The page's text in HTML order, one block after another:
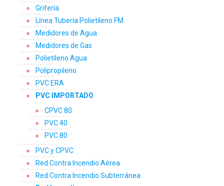
Grifería
Línea Tubería Polietileno FM
Medidores de Agua
Medidores de Gas
Polietileno Agua
Polipropileno
PVC ERA
PVC IMPORTADO
CPVC 80
PVC 40
PVC 80
PVC y CPVC
Red Contra Incendio Aérea
Red Contra Incendio Subterránea